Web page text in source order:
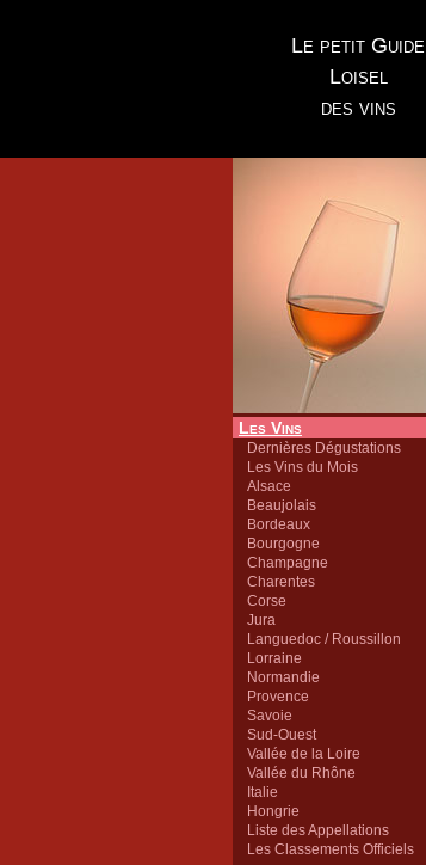
Le petit Guide
Loisel
des vins
Les Vins
Dernières Dégustations
Les Vins du Mois
Alsace
Beaujolais
Bordeaux
Bourgogne
Champagne
Charentes
Corse
Jura
Languedoc / Roussillon
Lorraine
Normandie
Provence
Savoie
Sud-Ouest
Vallée de la Loire
Vallée du Rhône
Italie
Hongrie
Liste des Appellations
Les Classements Officiels